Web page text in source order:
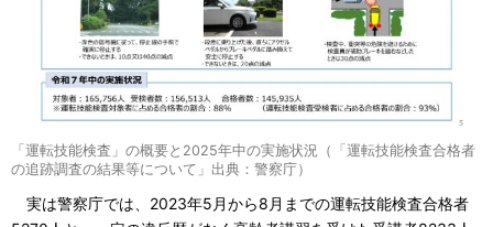
「運転技能検査」の概要と2025年中の実施状況（「運転技能検査合格者
の追跡調査の結果等について」出典：警察庁）
実は警察庁では、2023年5月から8月までの運転技能検査合格者